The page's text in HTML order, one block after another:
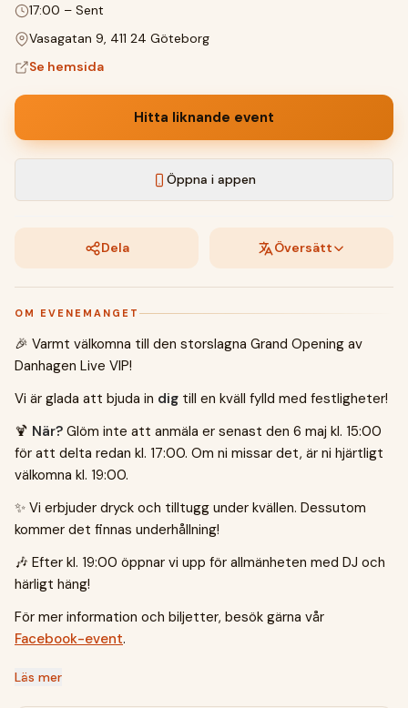
17:00 – Sent
Vasagatan 9, 411 24 Göteborg
Se hemsida
Hitta liknande event
Öppna i appen
Dela Översätt
OM EVENEMANGET
🎉 Varmt välkomna till den storslagna Grand Opening av
Danhagen Live VIP!
Vi är glada att bjuda in dig till en kväll fylld med festligheter!
🍹 När? Glöm inte att anmäla er senast den 6 maj kl. 15:00
för att delta redan kl. 17:00. Om ni missar det, är ni hjärtligt
välkomna kl. 19:00.
✨ Vi erbjuder dryck och tilltugg under kvällen. Dessutom
kommer det finnas underhållning!
🎶 Efter kl. 19:00 öppnar vi upp för allmänheten med DJ och
härligt häng!
För mer information och biljetter, besök gärna vår
Facebook-event.
Läs mer